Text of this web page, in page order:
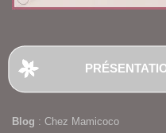
Blog : Chez Mamicoco